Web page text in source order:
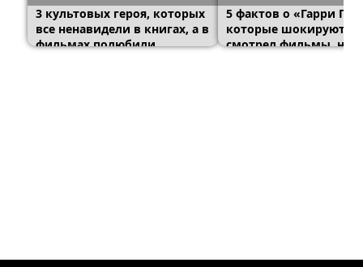
3 культовых героя, которых
все ненавидели в книгах, а в
фильмах полюбили
5 фактов о «Гарри
которые шокируют
смотрел фильмы, но